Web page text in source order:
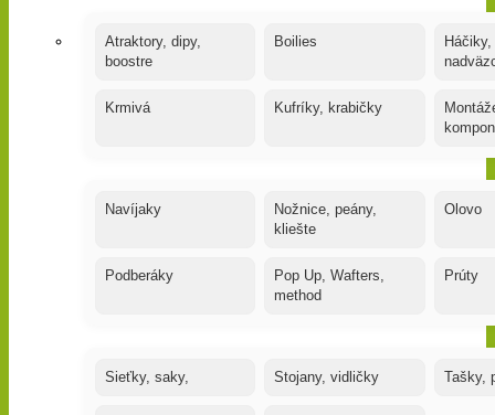
Atraktory, dipy,
boostre
Boilies
Krmivá Kufríky, krabičky
Navíjaky
Nožnice, peány,
kliešte
Olovo
Podberáky
Pop Up, Wafters,
method
Prúty
Sieťky, saky, Stojany, vidličky Tašky,